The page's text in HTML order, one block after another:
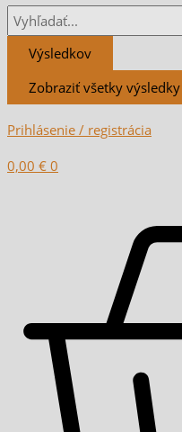
Výsledkov
Zobraziť všetky výsledky
Prihlásenie / registrácia
0,00 € 0